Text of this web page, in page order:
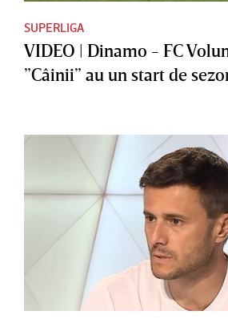
SUPERLIGA
VIDEO | Dinamo - FC
”Câinii” au un start de